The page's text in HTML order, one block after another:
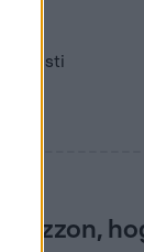
ma esti